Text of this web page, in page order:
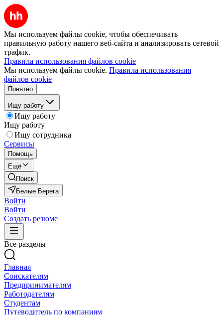
Мы используем файлы cookie, чтобы обеспечивать
правильную работу нашего веб-сайта и анализировать сетевой
трафик.
Правила использования файлов cookie
Мы используем файлы cookie. Правила использования
файлов cookie
Понятно
Ищу работу
Ищу работу
Ищу работу
Ищу сотрудника
Сервисы
Помощь
Ещё
Поиск
Белые Берега
Войти
Войти
Создать резюме
Все разделы
Главная
Соискателям
Предпринимателям
Работодателям
Студентам
Путеводитель по компаниям